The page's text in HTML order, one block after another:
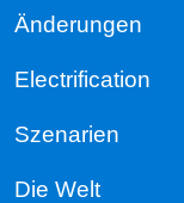
Änderungen
Electrification
Szenarien
Die Welt